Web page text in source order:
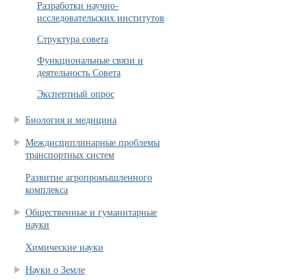
Разработки научно-
исследовательских институтов
Структура совета
Функциональные связи и
деятельность Совета
Экспертный опрос
Биология и медицина
Междисциплинарные проблемы
транспортных систем
Развитие агропромышленного
комплекса
Общественные и гуманитарные
науки
Химические науки
Науки о Земле